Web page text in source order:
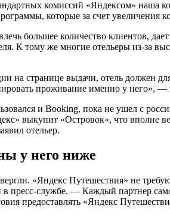
комиссий «Яндексом» наша
которые за счет
большее количество клиентов,
К тому же многие отельеры из-за
на странице выдачи, отель должен
проживание именно у него»,
и Booking, пока не ушел с
выкупит «Островок», что вполне
отельер.
у него ниже
«Яндекс Путешествия» не
пресс-службе. — Каждый партнер
предоставлять «Яндекс